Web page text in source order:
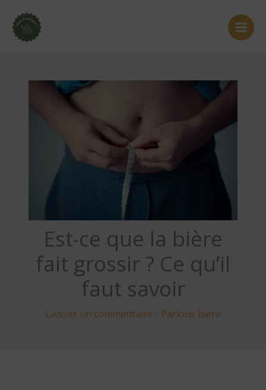
contenu
Est-ce que la bière
fait grossir ? Ce qu’il
faut savoir
Laisser un commentaire / Parlons bière